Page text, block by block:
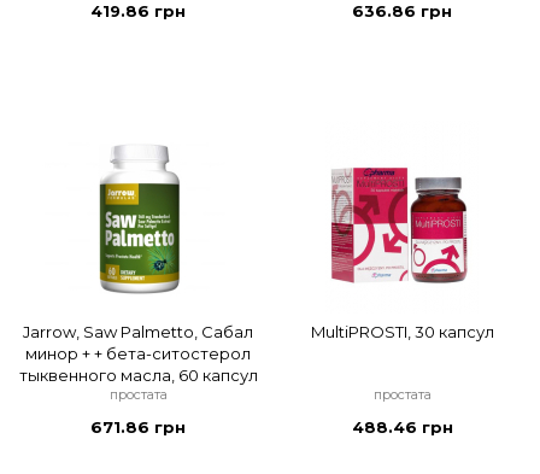
419.86 грн 636.86 грн
Jarrow, Saw Palmetto, Сабал
минор + + бета-ситостерол
тыквенного масла, 60 капсул
простата
671.86 грн
MultiPROSTI, 30 капсул
простата
488.46 грн